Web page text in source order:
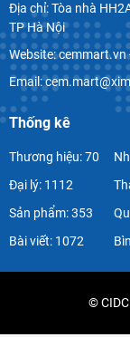
Địa chỉ: Tòa nhà
TP Hà Nội
Website:
Email:
Thống kê
Thương hiệu: 70
Đại lý: 1112
Sản phẩm: 353
Bài viết: 1072
©